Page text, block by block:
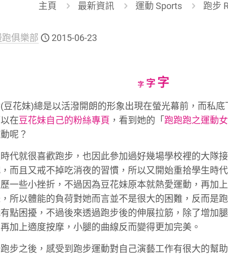
主頁 最新資訊 運動 Sports 跑步
跑俱樂部 2015-06-23
字Decrease
size.
字Reset
size.
字Increase
size.
豆花妹)總是以活潑開朗的形象出現在螢光幕前，而私
在豆花妹自己的粉絲專頁 ，看到她的「 跑跑跑之運動
呢？
代就很喜歡跑步，也因此參加過好幾場學校裡的大隊
而且又戒不掉吃消夜的習慣，所以又開始重拾學生時
一些小挫折，不過因為豆花妹原本就熱愛運動，再加
所以體能的負荷對她而言並不是很大的困難，反而是
點困擾，不過後來透過跑步後的伸展拉筋，除了增加
加上適度按摩，小腿的曲線反而變得更加完美。
步之後，感受到跑步運動對自己演藝工作有很大的幫